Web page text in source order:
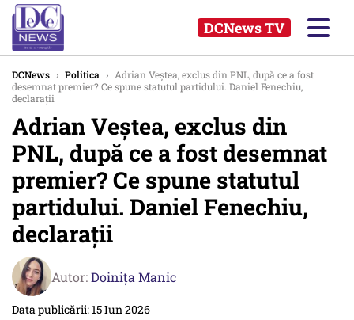
DCNews TV
DCNews › Politica › Adrian Veștea, exclus din PNL, după ce a fost
desemnat premier? Ce spune statutul partidului. Daniel Fenechiu,
declarații
Adrian Veștea, exclus din
PNL, după ce a fost desemnat
premier? Ce spune statutul
partidului. Daniel Fenechiu,
declarații
Autor:Doinița Manic
Data publicării: 15 Iun 2026